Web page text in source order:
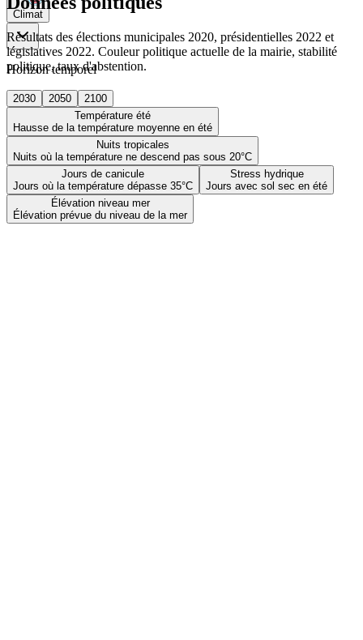
Climat
Horizon temporel
2030 2050
2100
Température été
Hausse de la température moyenne en été
Nuits tropicales
Nuits où la température ne descend pas sous 20°C
Jours de canicule
Jours où la température dépasse 35°C
Stress hydrique
Jours avec sol sec en été
Élévation niveau mer
Élévation prévue du niveau de la mer
Résultats des élections municipales 2020, présidentielles 2022 et
législatives 2022. Couleur politique actuelle de la mairie, stabilité
politique, taux d'abstention.